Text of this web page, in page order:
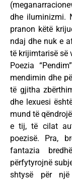
dhe iluminizmi.
pranon këtë
ndaj dhe nuk e
të krijimtarisë së
Poezia
mendimin dhe
të gjitha
dhe lexuesi
mund të
e tij, të cilat
poezisë. Pra,
fantazia
përfytyrojnë
shtysë për